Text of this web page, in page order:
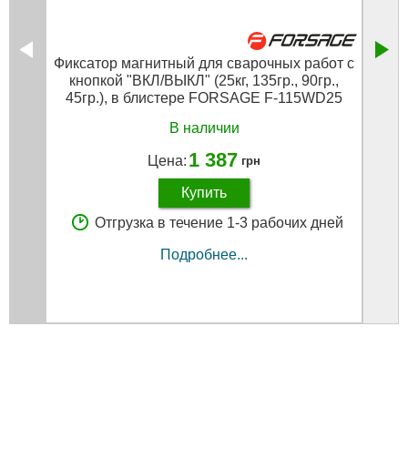
Фиксатор магнитный для сварочных работ с
кнопкой "ВКЛ/ВЫКЛ" (25кг, 135гр., 90гр.,
45гр.), в блистере FORSAGE F-115WD25
В наличии
Цена: 1 387 грн
Купить
Отгрузка в течение 1-3 рабочих дней
Подробнее...